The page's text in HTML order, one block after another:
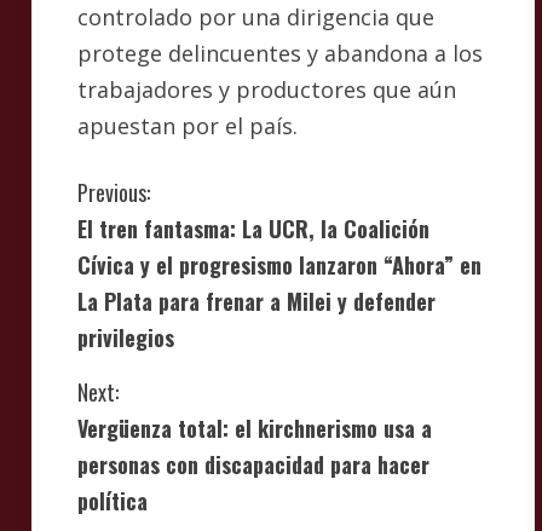
controlado por una dirigencia que
protege delincuentes y abandona a los
trabajadores y productores que aún
apuestan por el país.
C
o
n
t
i
n
u
Previous:
El tren fantasma: La UCR, la Coalición
Cívica y el progresismo lanzaron “Ahora” en
La Plata para frenar a Milei y defender
privilegios
Next:
Vergüenza total: el kirchnerismo usa a
personas con discapacidad para hacer
política